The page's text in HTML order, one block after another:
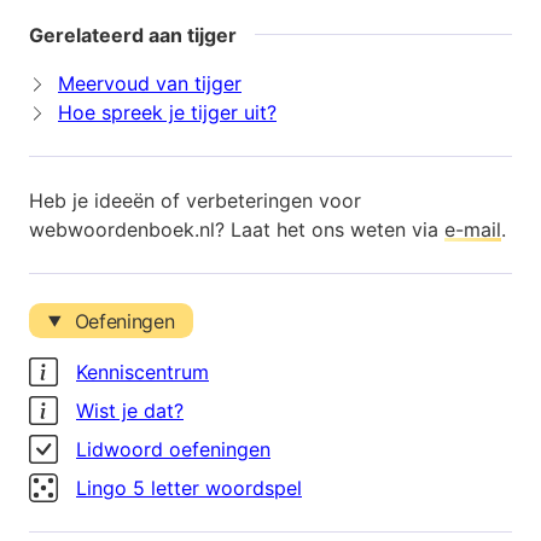
Gerelateerd aan tijger
Meervoud van tijger
Hoe spreek je tijger uit?
Heb je ideeën of verbeteringen voor
webwoordenboek.nl? Laat het ons weten via e-mail.
Oefeningen
Kenniscentrum
Wist je dat?
Lidwoord oefeningen
Lingo 5 letter woordspel